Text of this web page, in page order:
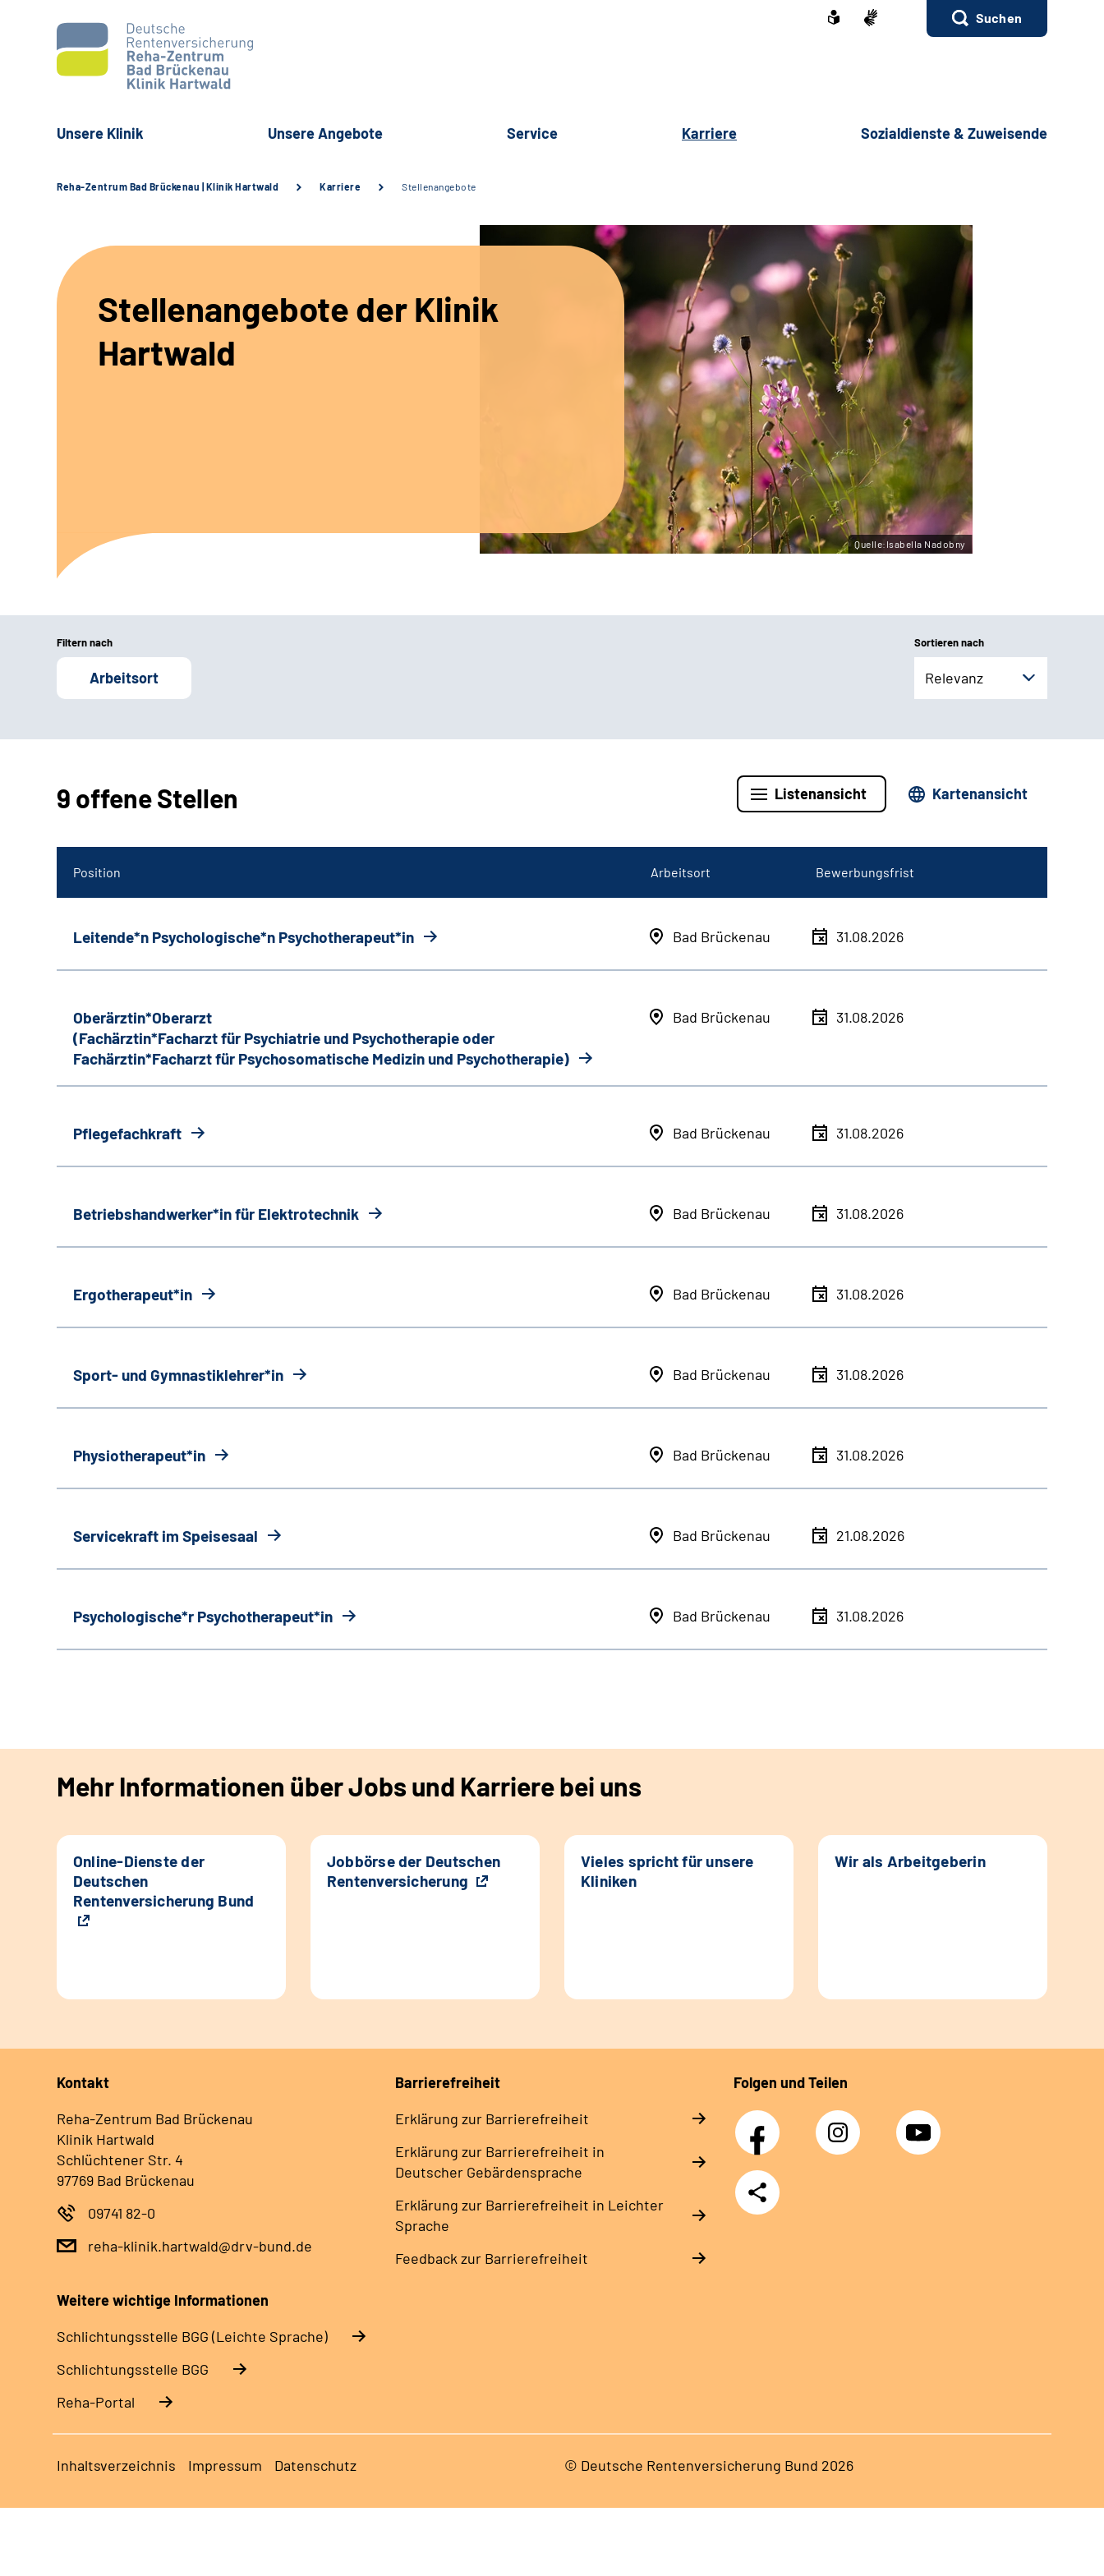
Suchen
Unsere Klinik Unsere Angebote Service Karriere Sozialdienste & Zuweisende
Reha-Zentrum Bad Brückenau | Klinik Hartwald Karriere Stellenangebote
Stellenangebote der Klinik
Hartwald
Quelle:Isabella Nadobny
Filtern nach
Arbeitsort
Sortieren nach
Relevanz
9 offene Stellen Listenansicht Kartenansicht
Position Arbeitsort Bewerbungsfrist
Leitende*n Psychologische*n Psychotherapeut*in Bad Brückenau 31.08.2026
Oberärztin*Oberarzt
(Fachärztin*Facharzt für Psychiatrie und Psychotherapie oder
Fachärztin*Facharzt für Psychosomatische Medizin und Psychotherapie)
Bad Brückenau 31.08.2026
Pflegefachkraft Bad Brückenau 31.08.2026
Betriebshandwerker*in für Elektrotechnik Bad Brückenau 31.08.2026
Ergotherapeut*in Bad Brückenau 31.08.2026
Sport- und Gymnastiklehrer*in Bad Brückenau 31.08.2026
Physiotherapeut*in Bad Brückenau 31.08.2026
Servicekraft im Speisesaal Bad Brückenau 21.08.2026
Psychologische*r Psychotherapeut*in Bad Brückenau 31.08.2026
Mehr Informationen über Jobs und Karriere bei uns
Online-Dienste der
Deutschen
Rentenversicherung Bund
Jobbörse der Deutschen
Rentenversicherung
Vieles spricht für unsere
Kliniken
Wir als Arbeitgeberin
Kontakt
Reha-Zentrum Bad Brückenau
Klinik Hartwald
Schlüchtener Str. 4
97769 Bad Brückenau
09741 82-0
reha-klinik.hartwald@drv-bund.de
Barrierefreiheit
Erklärung zur Barrierefreiheit
Erklärung zur Barrierefreiheit in
Deutscher Gebärdensprache
Erklärung zur Barrierefreiheit in Leichter
Sprache
Feedback zur Barrierefreiheit
Folgen und Teilen
Facebook Instagram YouTube
Teilen
Weitere wichtige Informationen
Schlich­tungs­stel­le BGG (Leichte Sprache)
Schlich­tungs­stel­le BGG
Reha-Portal
Inhaltsverzeichnis Impressum Datenschutz © Deutsche Rentenversicherung Bund 2026